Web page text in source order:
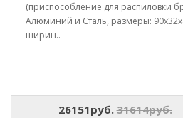
(приспособление для распиловки
Алюминий и Сталь, размеры:
ширин..
26151руб. 31614руб.